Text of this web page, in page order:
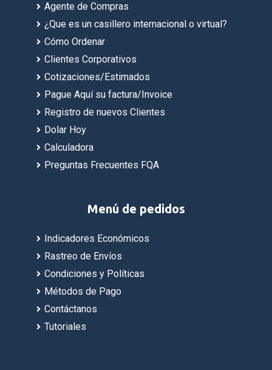
Agente de Compras
¿Que es un casillero internacional o virtual?
Cómo Ordenar
Clientes Corporativos
Cotizaciones/Estimados
Pague Aquí su factura/Invoice
Registro de nuevos Clientes
Dolar Hoy
Calculadora
Preguntas Frecuentes FQA
Menú de pedidos
Indicadores Económicos
Rastreo de Envíos
Condiciones y Políticas
Métodos de Pago
Contáctanos
Tutoriales